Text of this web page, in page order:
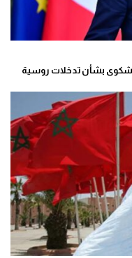
شكوى بشأن تدخلات روسية